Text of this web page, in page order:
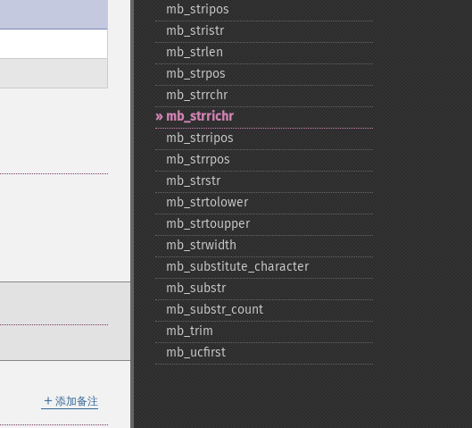
＋ 添加备注
mb_​stripos
mb_​stristr
mb_​strlen
mb_​strpos
mb_​strrchr
mb_​strrichr
mb_​strripos
mb_​strrpos
mb_​strstr
mb_​strtolower
mb_​strtoupper
mb_​strwidth
mb_​substitute_​character
mb_​substr
mb_​substr_​count
mb_​trim
mb_​ucfirst